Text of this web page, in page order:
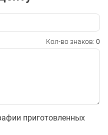
Кол-во знаков: 0
приготовленных